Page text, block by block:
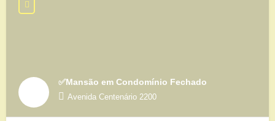
✅Mansão em Condomínio Fechado
Avenida Centenário 2200